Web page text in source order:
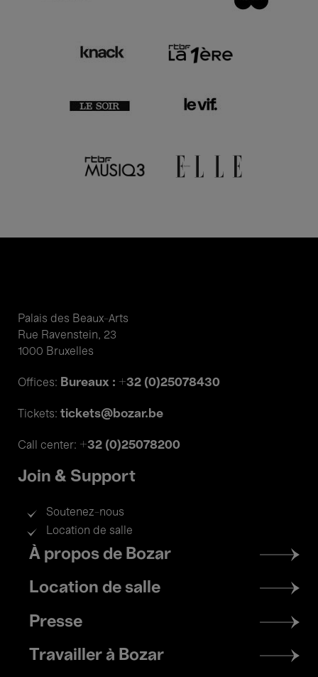
Palais des Beaux-Arts
Rue Ravenstein, 23
1000 Bruxelles
Offices: Bureaux : +32 (0)25078430
Tickets: tickets@bozar.be
Call center: +32 (0)25078200
Join & Support
Soutenez-nous
Location de salle
Footer
menu
À propos de Bozar
Location de salle
Presse
Travailler à Bozar